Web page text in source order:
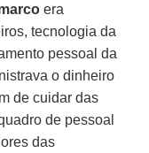
era
tecnologia da
pessoal da
o dinheiro
de cuidar das
de pessoal
das